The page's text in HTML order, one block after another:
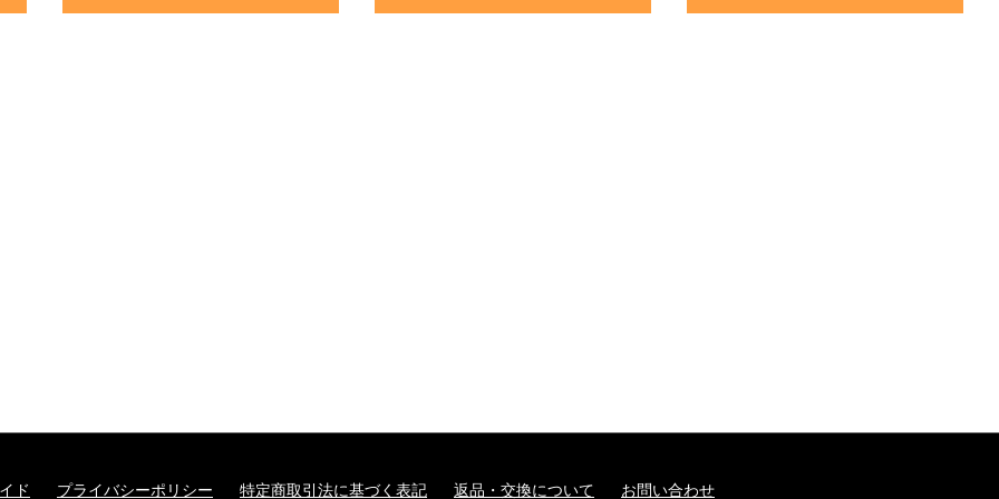
ド プライバシーポリシー 特定商取引法に基づく表記 返品・交換について お問い合わせ